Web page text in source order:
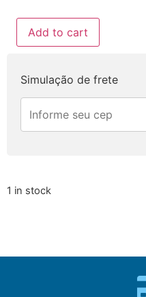
Add to cart
Simulação de frete
1 in stock